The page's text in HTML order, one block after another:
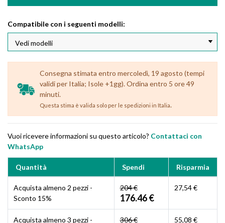
Compatibile con i seguenti modelli:
Consegna stimata entro mercoledì, 19 agosto (tempi
validi per Italia; Isole +1gg). Ordina entro 5 ore 49
minuti.
Questa stima è valida solo per le spedizioni in Italia.
Vuoi ricevere informazioni su questo articolo? Contattaci con
WhatsApp
Quantità Spendi Risparmia
Acquista almeno 2 pezzi -
Sconto 15%
204 €
176.46 €
27,54 €
Acquista almeno 3 pezzi -
306 € 55,08 €